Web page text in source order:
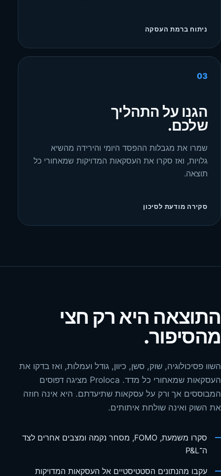
ניתוח ברמת העסקה
03
הגנו על התהליך
שלכם.
שמרו את מגבלות ההפסד היומי והירידה מהשיא
גלויות, ואז סקרו את העסקאות המדויקות שמאחורי כל
תוצאה.
סקירה מודעת לסיכון
התוצאה היא רק חצי
מהסיפור.
השוו פסיכולוגיה, שוק, סשן, כיוון, גודל ועמלות, ואז בדקו את
העסקאות שמאחורי כל מדד. Proloca מציגה דפוסים
המבוססים אך ורק על עסקאות שתיעדתם. היא אינה חוזה
את השוק ואינה שולחת איתותים.
סקרו משמעת, FOMO, מסחר נקמה ומצבים אחרים לצד
ה־P&L
עקבו מהנתונים הסטטיסטיים אל העסקאות המדויקות